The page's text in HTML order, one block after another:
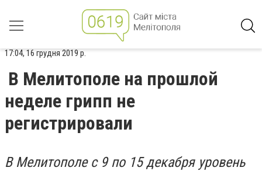
17:04, 16 грудня 2019 р.
В Мелитополе на прошлой
неделе грипп не
регистрировали
В Мелитополе с 9 по 15 декабря уровень